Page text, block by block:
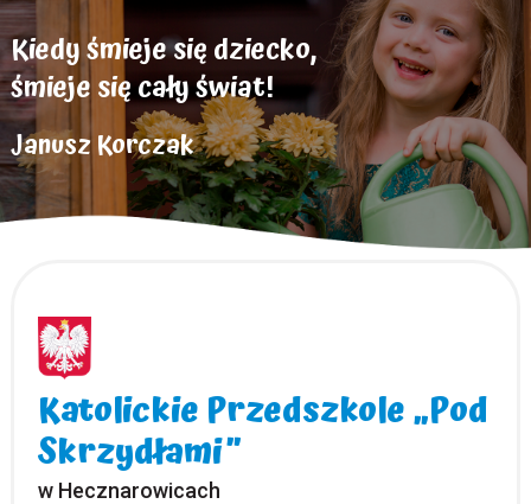
Kiedy śmieje się dziecko,
śmieje się cały świat!
Janusz Korczak
Katolickie Przedszkole „Pod
Skrzydłami”
w Hecznarowicach